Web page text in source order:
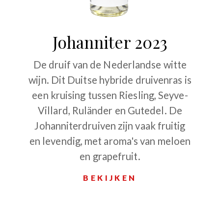
Johanniter 2023
De druif van de Nederlandse witte
wijn. Dit Duitse hybride druivenras is
een kruising tussen Riesling, Seyve-
Villard, Ruländer en Gutedel. De
Johanniterdruiven zijn vaak fruitig
en levendig, met aroma's van meloen
en grapefruit.
BEKIJKEN